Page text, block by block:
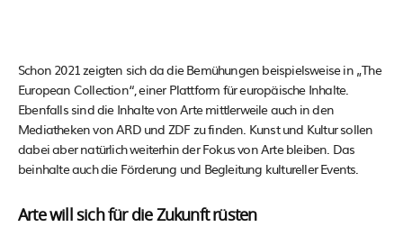
Schon 2021 zeigten sich da die Bemühungen beispielsweise in „The
European Collection“, einer Plattform für europäische Inhalte.
Ebenfalls sind die Inhalte von Arte mittlerweile auch in den
Mediatheken von ARD und ZDF zu finden. Kunst und Kultur sollen
dabei aber natürlich weiterhin der Fokus von Arte bleiben. Das
beinhalte auch die Förderung und Begleitung kultureller Events.
Arte will sich für die Zukunft rüsten